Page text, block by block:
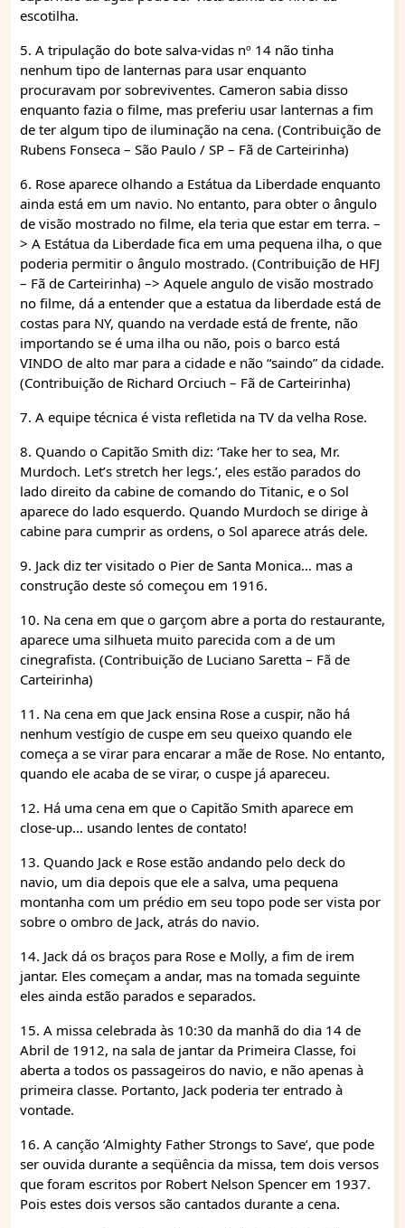
escotilha.
5. A tripulação do bote salva-vidas nº 14 não tinha
nenhum tipo de lanternas para usar enquanto
procuravam por sobreviventes. Cameron sabia disso
enquanto fazia o filme, mas preferiu usar lanternas a fim
de ter algum tipo de iluminação na cena. (Contribuição de
Rubens Fonseca – São Paulo / SP – Fã de Carteirinha)
6. Rose aparece olhando a Estátua da Liberdade enquanto
ainda está em um navio. No entanto, para obter o ângulo
de visão mostrado no filme, ela teria que estar em terra. –
> A Estátua da Liberdade fica em uma pequena ilha, o que
poderia permitir o ângulo mostrado. (Contribuição de HFJ
– Fã de Carteirinha) –> Aquele angulo de visão mostrado
no filme, dá a entender que a estatua da liberdade está de
costas para NY, quando na verdade está de frente, não
importando se é uma ilha ou não, pois o barco está
VINDO de alto mar para a cidade e não “saindo” da cidade.
(Contribuição de Richard Orciuch – Fã de Carteirinha)
7. A equipe técnica é vista refletida na TV da velha Rose.
8. Quando o Capitão Smith diz: ‘Take her to sea, Mr.
Murdoch. Let’s stretch her legs.’, eles estão parados do
lado direito da cabine de comando do Titanic, e o Sol
aparece do lado esquerdo. Quando Murdoch se dirige à
cabine para cumprir as ordens, o Sol aparece atrás dele.
9. Jack diz ter visitado o Pier de Santa Monica… mas a
construção deste só começou em 1916.
10. Na cena em que o garçom abre a porta do restaurante,
aparece uma silhueta muito parecida com a de um
cinegrafista. (Contribuição de Luciano Saretta – Fã de
Carteirinha)
11. Na cena em que Jack ensina Rose a cuspir, não há
nenhum vestígio de cuspe em seu queixo quando ele
começa a se virar para encarar a mãe de Rose. No entanto,
quando ele acaba de se virar, o cuspe já apareceu.
12. Há uma cena em que o Capitão Smith aparece em
close-up… usando lentes de contato!
13. Quando Jack e Rose estão andando pelo deck do
navio, um dia depois que ele a salva, uma pequena
montanha com um prédio em seu topo pode ser vista por
sobre o ombro de Jack, atrás do navio.
14. Jack dá os braços para Rose e Molly, a fim de irem
jantar. Eles começam a andar, mas na tomada seguinte
eles ainda estão parados e separados.
15. A missa celebrada às 10:30 da manhã do dia 14 de
Abril de 1912, na sala de jantar da Primeira Classe, foi
aberta a todos os passageiros do navio, e não apenas à
primeira classe. Portanto, Jack poderia ter entrado à
vontade.
16. A canção ‘Almighty Father Strongs to Save’, que pode
ser ouvida durante a seqüência da missa, tem dois versos
que foram escritos por Robert Nelson Spencer em 1937.
Pois estes dois versos são cantados durante a cena.